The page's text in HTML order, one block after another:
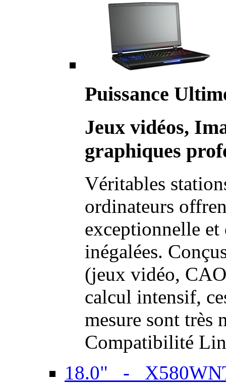
Puissance
Jeux vidéos,
graphiques
Véritables
ordinateurs
exceptionnelle et
inégalées.
(jeux vidéo,
calcul intensif,
mesure sont très
Compatibilité
18.0" -